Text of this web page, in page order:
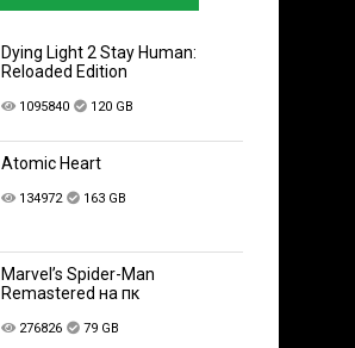
Dying Light 2 Stay Human:
Reloaded Edition
1095840 120 GB
Atomic Heart
134972 163 GB
Marvel’s Spider-Man
Remastered на пк
276826 79 GB